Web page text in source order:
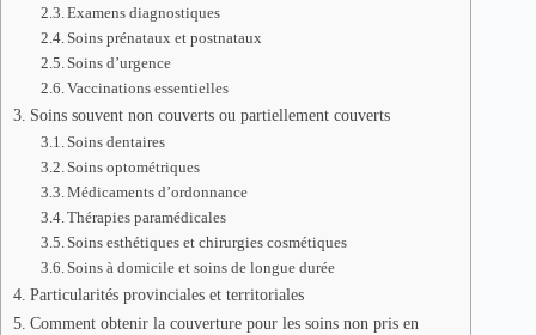
Examens diagnostiques
Soins prénataux et postnataux
Soins d’urgence
Vaccinations essentielles
Soins souvent non couverts ou partiellement couverts
Soins dentaires
Soins optométriques
Médicaments d’ordonnance
Thérapies paramédicales
Soins esthétiques et chirurgies cosmétiques
Soins à domicile et soins de longue durée
Particularités provinciales et territoriales
Comment obtenir la couverture pour les soins non pris en